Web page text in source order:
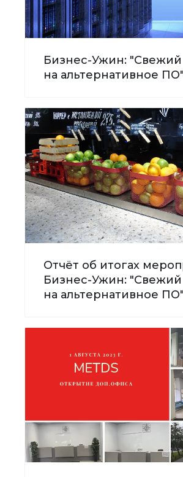
Бизнес-Ужин: "Свежий
на альтернативное ПО"
Отчёт об итогах
Бизнес-Ужин: "Свежий
на альтернативное ПО"